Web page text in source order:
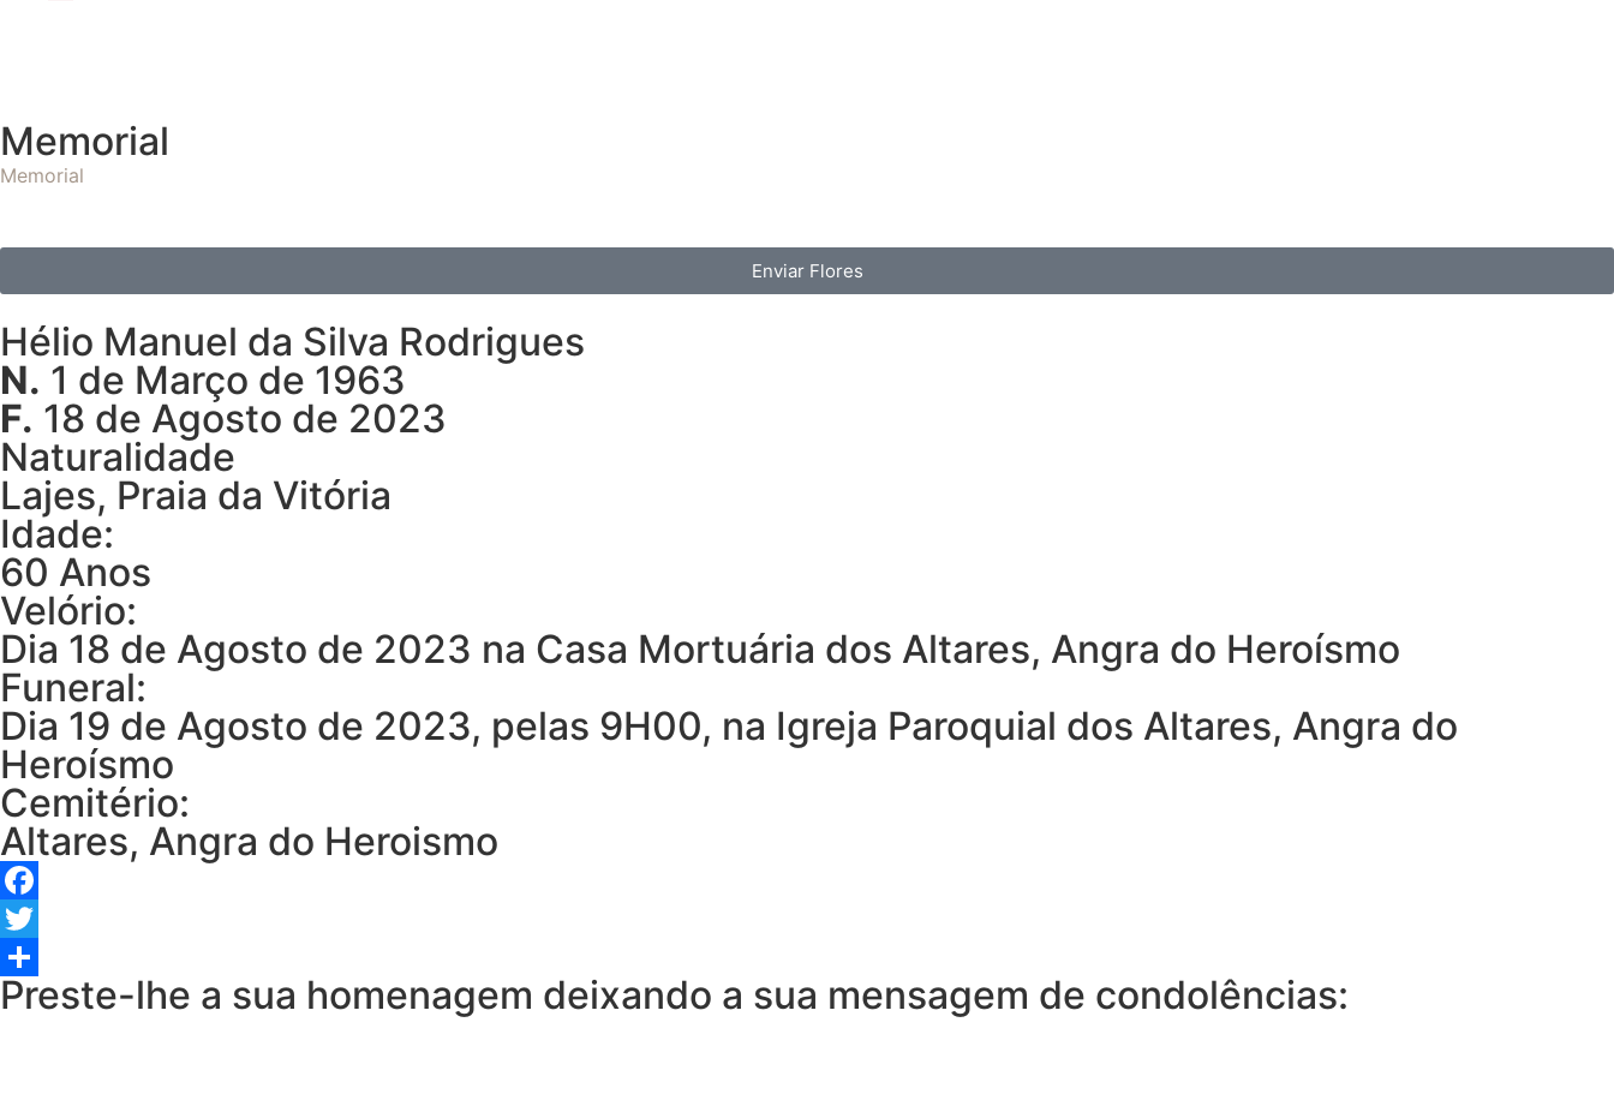
Memorial
Memorial
Enviar Flores
Hélio Manuel da Silva Rodrigues
N. 1 de Março de 1963
F. 18 de Agosto de 2023
Naturalidade
Lajes, Praia da Vitória
Idade:
60 Anos
Velório:
Dia 18 de Agosto de 2023 na Casa Mortuária dos Altares, Angra do Heroísmo
Funeral:
Dia 19 de Agosto de 2023, pelas 9H00, na Igreja Paroquial dos Altares, Angra do
Heroísmo
Cemitério:
Altares, Angra do Heroismo
Facebook
Twitter
Share
Preste-lhe a sua homenagem deixando a sua mensagem de condolências: